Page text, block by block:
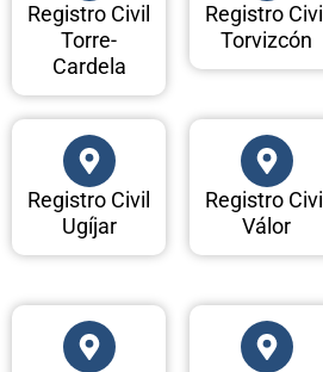
Registro Civil
Torre-
Cardela
Registro Civil
Torvizcón
Registro Civil
Ugíjar
Registro Civil
Válor